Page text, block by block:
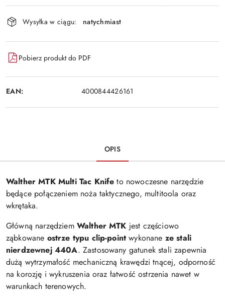
Dostępność
i
dostawa
Wysyłka w ciągu: natychmiast
Pobierz produkt do PDF
EAN: 4000844426161
OPIS
Walther MTK Multi Tac Knife to nowoczesne narzędzie
będące połączeniem noża taktycznego, multitoola oraz
wkrętaka.
Główną narzędziem Walther MTK jest częściowo
ząbkowane ostrze typu clip-pointwykonane ze stali
nierdzewnej 440A. Zastosowany gatunek stali zapewnia
dużą wytrzymałość mechaniczną krawędzi tnącej, odporność
na korozję i wykruszenia oraz łatwość ostrzenia nawet w
warunkach terenowych.